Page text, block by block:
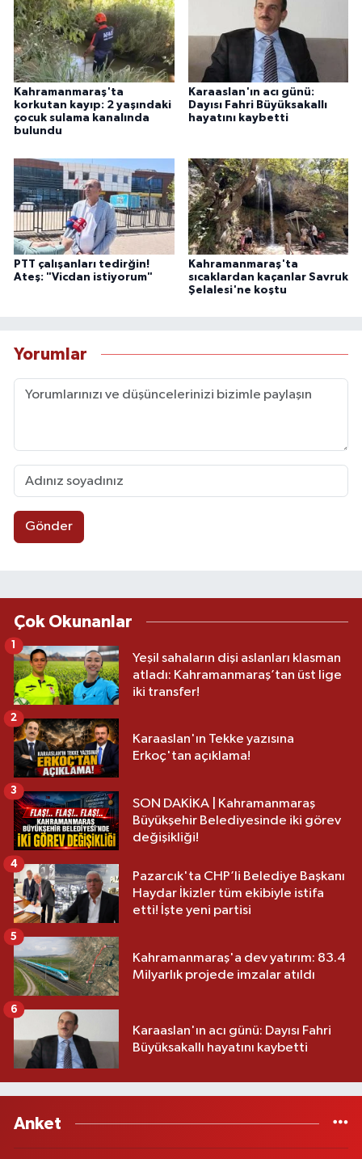
Kahramanmaraş'ta
korkutan kayıp: 2 yaşındaki
çocuk sulama kanalında
bulundu
Karaaslan'ın acı günü:
Dayısı Fahri Büyüksakallı
hayatını kaybetti
PTT çalışanları tedirğin!
Ateş: "Vicdan istiyorum"
Kahramanmaraş'ta
sıcaklardan kaçanlar Savruk
Şelalesi'ne koştu
Yorumlar
Gönder
Çok Okunanlar
Yeşil sahaların dişi aslanları klasman
atladı: Kahramanmaraş’tan üst lige
iki transfer!
1
Karaaslan'ın Tekke yazısına
Erkoç'tan açıklama!
2
SON DAKİKA | Kahramanmaraş
Büyükşehir Belediyesinde iki görev
değişikliği!
3
Pazarcık'ta CHP’li Belediye Başkanı
Haydar İkizler tüm ekibiyle istifa
etti! İşte yeni partisi
4
Kahramanmaraş'a dev yatırım: 83.4
Milyarlık projede imzalar atıldı
5
Karaaslan'ın acı günü: Dayısı Fahri
Büyüksakallı hayatını kaybetti
6
Anket